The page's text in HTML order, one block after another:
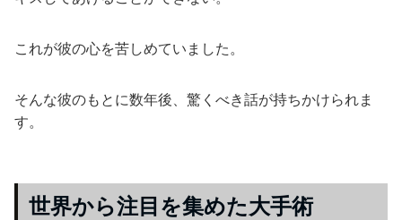
これが彼の心を苦しめていました。
そんな彼のもとに数年後、驚くべき話が持ちかけられま
す。
世界から注目を集めた大手術